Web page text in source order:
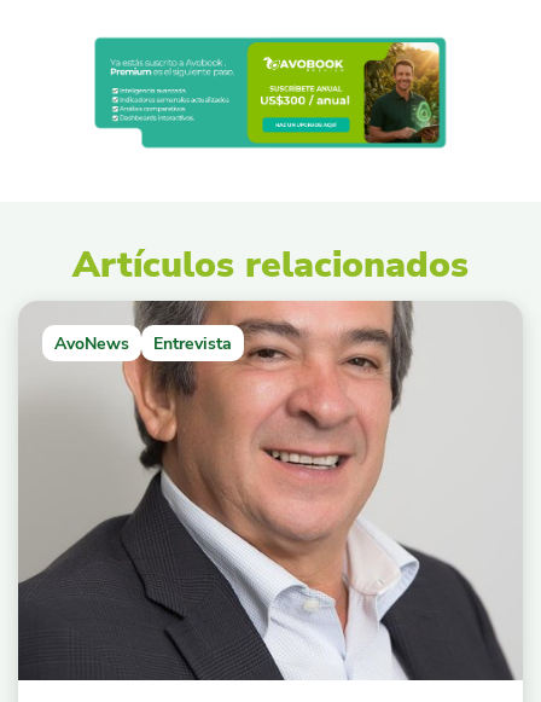
Artículos relacionados
AvoNews Entrevista